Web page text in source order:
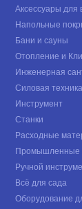
Аксессуары для
Напольные
Бани и сауны
Отопление и
Инженерная
Силовая техника
Инструмент
Станки
Расходные
Промышленные
Ручной
Всё для сада
Оборудование